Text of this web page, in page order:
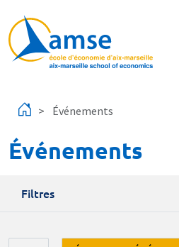
Événements
Événements
Filtres